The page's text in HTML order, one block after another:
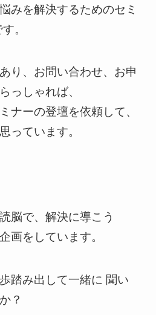
みを解決するためのセミ
。
り、お問い合わせ、お申
っしゃれば、
ナーの登壇を依頼して、
っています。
脳で、解決に導こう
画をしています。
踏み出して一緒に 聞い
？